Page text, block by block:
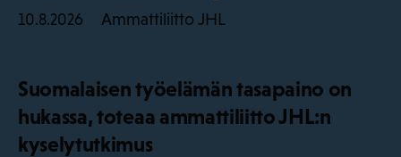
10.8.2026 Ammattiliitto JHL
Suomalaisen työelämän tasapaino on
hukassa, toteaa ammattiliitto JHL:n
kyselytutkimus